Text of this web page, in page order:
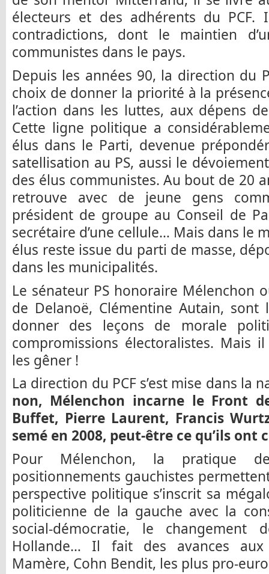
électeurs et des adhérents du
contradictions, dont le maintien
communistes dans le pays.
Depuis les années 90, la direction du
choix de donner la priorité à la
l’action dans les luttes, aux dépens
Cette ligne politique a
élus dans le Parti, devenue
satellisation au PS, aussi le
des élus communistes. Au bout de 20
retrouve avec de jeune gens
président de groupe au Conseil de
secrétaire d’une cellule… Mais dans le
élus reste issue du parti de masse,
dans les municipalités.
Le sénateur PS honoraire Mélenchon
de Delanoë, Clémentine Autain,
donner des leçons de morale
compromissions électoralistes. Mais
les gêner !
La direction du PCF s’est mise dans la
non, Mélenchon incarne le Front
Buffet, Pierre Laurent, Francis
semé en 2008, peut-être ce qu’ils ont
Pour Mélenchon, la pratique
positionnements gauchistes
perspective politique s’inscrit sa
politicienne de la gauche avec la
social-démocratie, le
Hollande… Il fait des avances aux
Mamère, Cohn Bendit, les plus pro-